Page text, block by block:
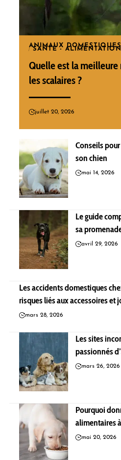
ANIMAUX DOMESTIQUES
SANTÉ -
Quelle est la
les scalaires ?
juillet 20, 2026
Conseils
son chien
mai 14, 2026
Le guide
sa
avril 29, 2026
Les accidents domestiques
risques liés aux accessoires et
mars 28, 2026
Les sites
passionnés
mars 26, 2026
Pourquoi
alimentaires
mai 20, 2026